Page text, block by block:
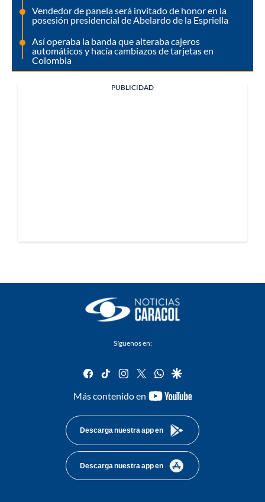
Vendedor de panela será invitado de honor en la
posesión presidencial de Abelardo de la Espriella
Así operaba la banda que alteraba cajeros
automáticos y hacía cambiazos de tarjetas en
Colombia
PUBLICIDAD
Síguenos en:
facebook
tiktok instagram
twitterwhatsapp
google
Más contenido en
youtube-
Descarga nuestra app en
Descarga nuestra app en